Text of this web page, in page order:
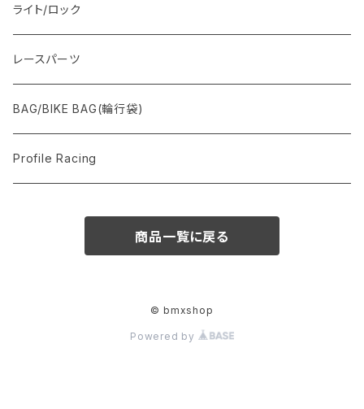
ライト/ロック
レースパーツ
BAG/BIKE BAG(輪行袋)
Profile Racing
商品一覧に戻る
© bmxshop
Powered by